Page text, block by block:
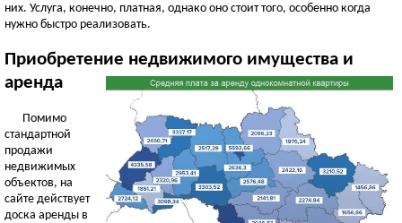
них. Услуга, конечно, платная, однако оно стоит того, особенно когда
нужно быстро реализовать.
Приобретение недвижимого имущества и
аренда
Помимо
стандартной
продажи
недвижимых
объектов, на
сайте действует
доска аренды в